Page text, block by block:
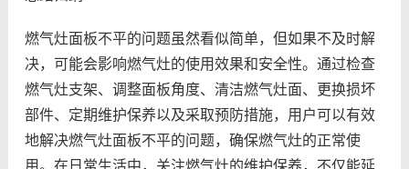
燃气灶面板不平的问题虽然看似简单，但如果不及时解
决，可能会影响燃气灶的使用效果和安全性。通过检查
燃气灶支架、调整面板角度、清洁燃气灶面、更换损坏
部件、定期维护保养以及采取预防措施，用户可以有效
地解决燃气灶面板不平的问题，确保燃气灶的正常使
用。在日常生活中，关注燃气灶的维护保养，不仅能延